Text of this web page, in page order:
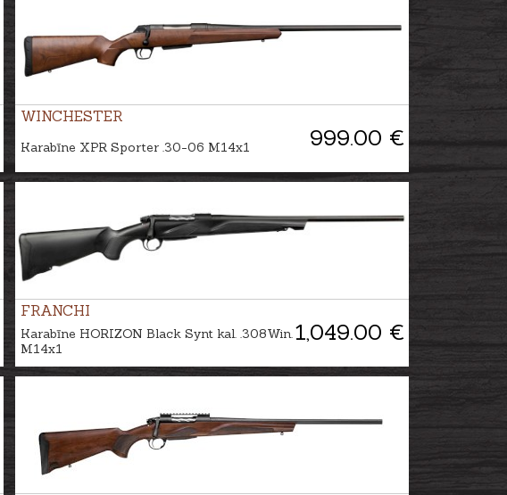
WINCHESTER
999.00 €
Karabīne XPR Sporter .30-06 M14x1
FRANCHI
1,049.00 €
Karabīne HORIZON Black Synt kal. .308Win.
M14x1